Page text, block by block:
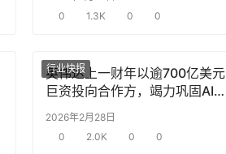
0
1.3K 0 0
行业快报
英伟达上一财年以逾700亿美元
巨资投向合作方，竭力巩固AI芯
片需求
2026年2月28日
0
2.0K 0 0